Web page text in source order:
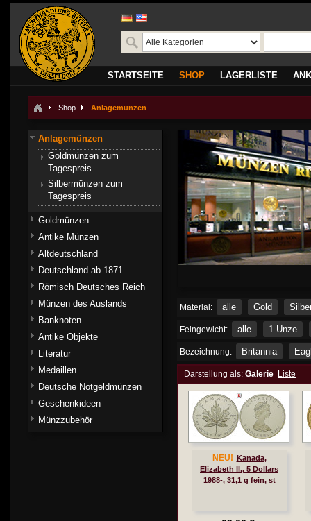
STARTSEITE SHOP LAGERLISTE
Shop Anlagemünzen
Material: alle Gold
Feingewicht: alle 1 Unze
Bezeichnung: Britannia
Darstellung als: Galerie Liste
NEU!
Kanada,
Elizabeth II., 5 Dollars
1988-, 31,1 g fein, st
Anlagemünzen
Goldmünzen zum
Tagespreis
Silbermünzen zum
Tagespreis
Goldmünzen
Antike Münzen
Altdeutschland
Deutschland ab 1871
Römisch Deutsches Reich
Münzen des Auslands
Banknoten
Antike Objekte
Literatur
Medaillen
Deutsche Notgeldmünzen
Geschenkideen
Münzzubehör